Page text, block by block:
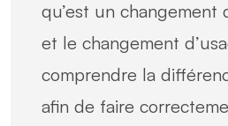
qu’est un changement
et le changement
comprendre la
afin de faire